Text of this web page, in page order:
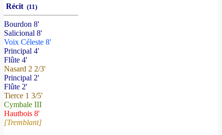
Récit (11)
Bourdon 8'
Salicional 8'
Voix Céleste 8'
Principal 4'
Flûte 4'
Nasard 2 2/3'
Principal 2'
Flûte 2'
Tierce 1 3/5'
Cymbale III
Hautbois 8'
[Tremblant]